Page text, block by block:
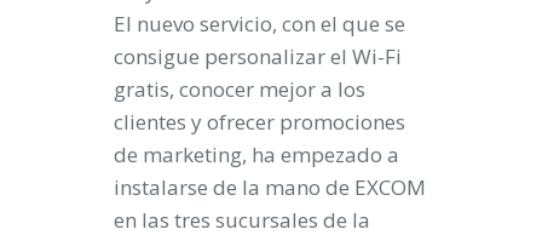
El nuevo servicio, con el que se
consigue personalizar el Wi-Fi
gratis, conocer mejor a los
clientes y ofrecer promociones
de marketing, ha empezado a
instalarse de la mano de EXCOM
en las tres sucursales de la